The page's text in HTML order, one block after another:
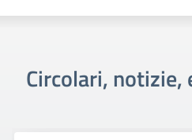
Circolari,